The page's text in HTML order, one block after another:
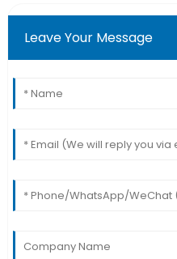
Leave Your Message